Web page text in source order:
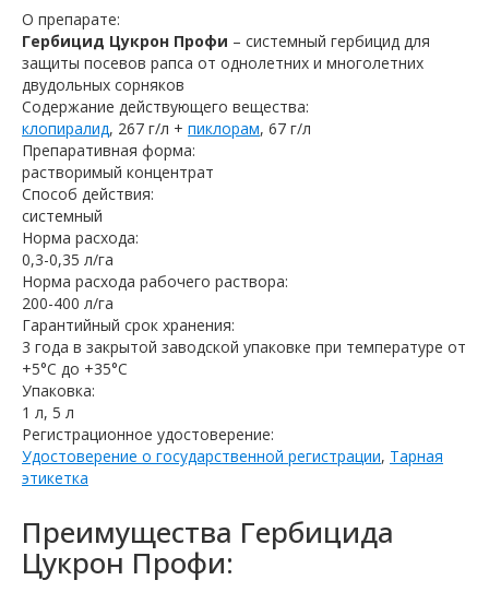
О препарате:
Гербицид Цукрон Профи – системный гербицид для
защиты посевов рапса от однолетних и многолетних
двудольных сорняков
Содержание действующего вещества:
клопиралид, 267 г/л + пиклорам, 67 г/л
Препаративная форма:
растворимый концентрат
Способ действия:
системный
Норма расхода:
0,3-0,35 л/га
Норма расхода рабочего раствора:
200-400 л/га
Гарантийный срок хранения:
3 года в закрытой заводской упаковке при температуре от
+5°С до +35°С
Упаковка:
1 л, 5 л
Регистрационное удостоверение:
Удостоверение о государственной регистрации, Тарная
этикетка
Преимущества Гербицида
Цукрон Профи: